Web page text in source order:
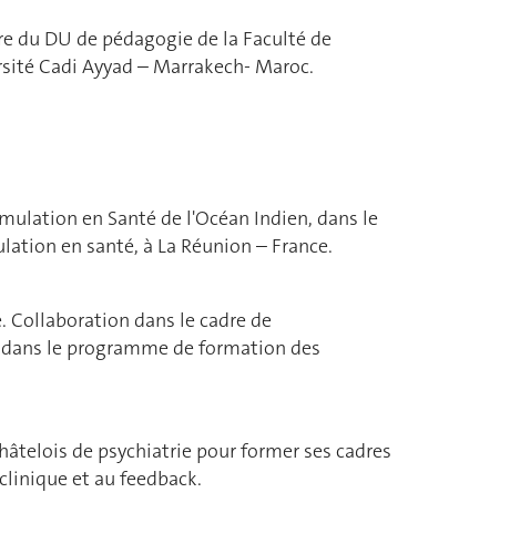
du DU de pédagogie de la Faculté de
Cadi Ayyad – Marrakech- Maroc.
en Santé de l'Océan Indien, dans le
en santé, à La Réunion – France.
Collaboration dans le cadre de
le programme de formation des
de psychiatrie pour former ses cadres
et au feedback.